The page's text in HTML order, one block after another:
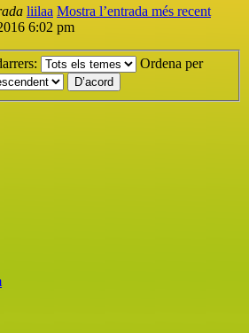
liilaa Mostra l’entrada més recent
6:02 pm
Ordena per